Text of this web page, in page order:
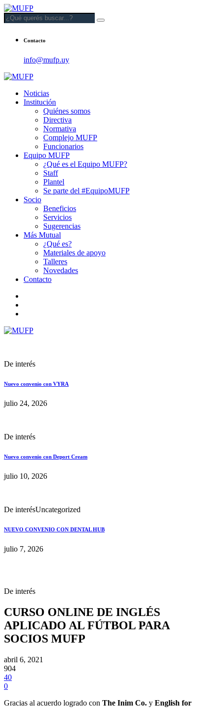
Contacto
info@mufp.uy
Noticias
Institución
Quiénes somos
Directiva
Normativa
Complejo MUFP
Funcionarios
Equipo MUFP
¿Qué es el Equipo MUFP?
Staff
Plantel
Se parte del #EquipoMUFP
Socio
Beneficios
Servicios
Sugerencias
Más Mutual
¿Qué es?
Materiales de apoyo
Talleres
Novedades
Contacto
De interés
Nuevo convenio con VYRA
julio 24, 2026
De interés
Nuevo convenio con Deport Cream
julio 10, 2026
De interésUncategorized
NUEVO CONVENIO CON DENTAL HUB
julio 7, 2026
De interés
CURSO ONLINE DE INGLÉS
APLICADO AL FÚTBOL PARA
SOCIOS MUFP
abril 6, 2021
904
40
0
Gracias al acuerdo logrado con The Inim Co. y English for